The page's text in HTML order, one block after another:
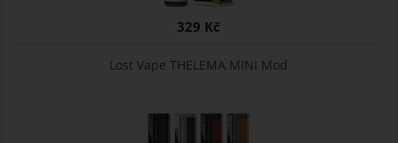
329 Kč
Lost Vape THELEMA MINI Mod